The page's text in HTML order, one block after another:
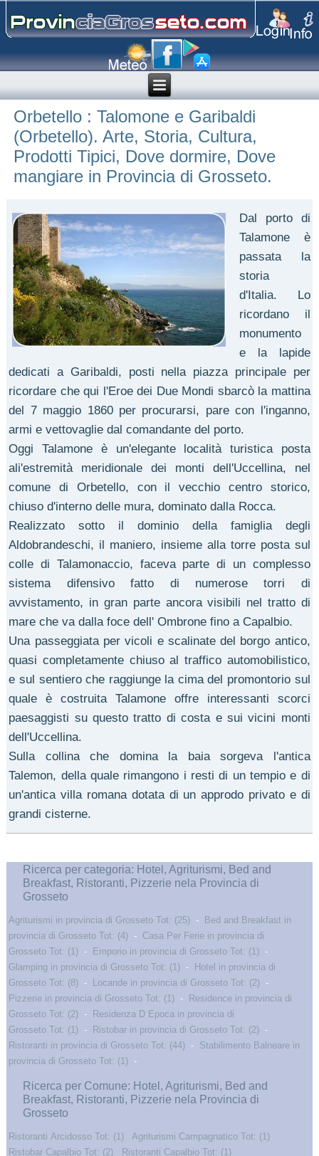
Orbetello : Talomone e Garibaldi
(Orbetello). Arte, Storia, Cultura,
Prodotti Tipici, Dove dormire, Dove
mangiare in Provincia di Grosseto.
Dal porto di
Talamone è
passata la
storia
d'Italia. Lo
ricordano il
monumento
e la lapide
dedicati a Garibaldi, posti nella piazza principale per
ricordare che qui l'Eroe dei Due Mondi sbarcò la mattina
del 7 maggio 1860 per procurarsi, pare con l'inganno,
armi e vettovaglie dal comandante del porto.
Oggi Talamone è un'elegante località turistica posta
ali'estremità meridionale dei monti dell'Uccellina, nel
comune di Orbetello, con il vecchio centro storico,
chiuso d'interno delle mura, dominato dalla Rocca.
Realizzato sotto il dominio della famiglia degli
Aldobrandeschi, il maniero, insieme alla torre posta sul
colle di Talamonaccio, faceva parte di un complesso
sistema difensivo fatto di numerose torri di
avvistamento, in gran parte ancora visibili nel tratto di
mare che va dalla foce dell' Ombrone fino a Capalbio.
Una passeggiata per vicoli e scalinate del borgo antico,
quasi completamente chiuso al traffico automobilistico,
e sul sentiero che raggiunge la cima del promontorio sul
quale è costruita Talamone offre interessanti scorci
paesaggisti su questo tratto di costa e sui vicini monti
dell'Uccellina.
Sulla collina che domina la baia sorgeva l'antica
Talemon, della quale rimangono i resti di un tempio e di
un'antica villa romana dotata di un approdo privato e di
grandi cisterne.
Ricerca per categoria: Hotel, Agriturismi, Bed and
Breakfast, Ristoranti, Pizzerie nela Provincia di
Grosseto
Agriturismi in provincia di Grosseto Tot: (25) -
Bed and Breakfast in
provincia di Grosseto Tot: (4) - Casa Per Ferie in provincia di
Grosseto Tot: (1) - Emporio in provincia di Grosseto Tot: (1) -
Glamping in provincia di Grosseto Tot: (1) -
Hotel in provincia di
Grosseto Tot: (8) - Locande in provincia di Grosseto Tot: (2) -
Pizzerie in provincia di Grosseto Tot: (1) -
Residence in provincia di
Grosseto Tot: (2) -
Residenza D Epoca in provincia di
Grosseto Tot: (1) - Ristobar in provincia di Grosseto Tot: (2) -
Ristoranti in provincia di Grosseto Tot: (44) - Stabilimento Balneare in
provincia di Grosseto Tot: (1) -
Ricerca per Comune: Hotel, Agriturismi, Bed and
Breakfast, Ristoranti, Pizzerie nela Provincia di
Grosseto
Ristoranti Arcidosso Tot: (1)
Agriturismi Campagnatico Tot: (1)
Ristobar Capalbio Tot: (2)
Ristoranti Capalbio Tot: (1)